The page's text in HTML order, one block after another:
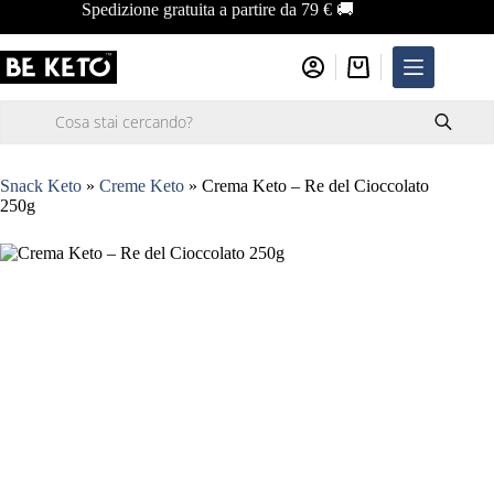
contenuto
Spedizione gratuita a partire da 79 € 🚚
Carrello
Snack Keto » Creme Keto » Crema Keto – Re del Cioccolato
250g